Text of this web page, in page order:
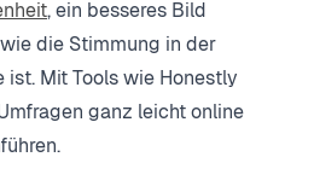
, ein besseres Bild
die Stimmung in der
Mit Tools wie Honestly
ganz leicht online